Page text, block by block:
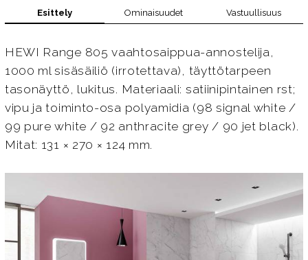
Esittely Ominaisuudet Vastuullisuus
HEWI Range 805 vaahtosaippua-annostelija,
1000 ml sisäsäiliö (irrotettava), täyttötarpeen
tasonäyttö, lukitus. Materiaali: satiinipintainen rst;
vipu ja toiminto-osa polyamidia (98 signal white /
99 pure white / 92 anthracite grey / 90 jet black).
Mitat: 131 × 270 × 124 mm.